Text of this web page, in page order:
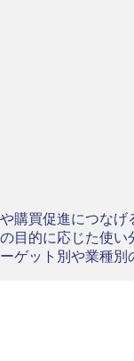
購買促進につな
目的に応じた使
ット別や業種別